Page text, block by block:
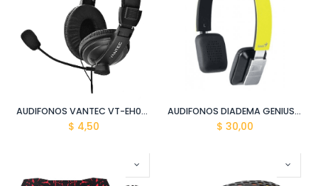
AUDIFONOS VANTEC VT-EH001 (JTY-2048) MORADO
$ 4,50
AUDIFONOS DIADEMA GENIUS HS-920BT BLUETOOTH AMARILLO
$ 30,00